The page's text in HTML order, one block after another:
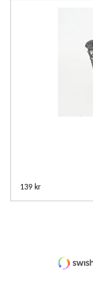
139 kr